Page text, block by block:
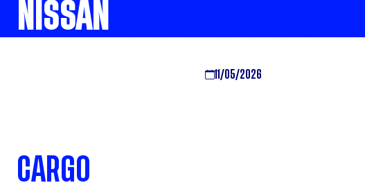
NISSAN
11/05/2026
CARGO